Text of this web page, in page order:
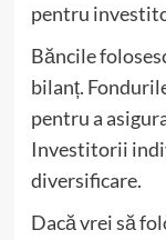
pentru
Băncile
bilanț.
pentru a
Investitorii
diversificare.
Dacă vrei să